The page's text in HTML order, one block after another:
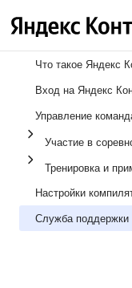
Что такое Яндекс
Вход на Яндекс
Управление
Участие в
Тренировка и
Настройки
Служба поддержки